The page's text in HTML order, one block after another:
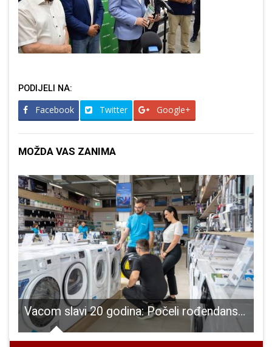
PODIJELI NA:
Facebook Twitter Google+
MOŽDA VAS ZANIMA
Vacom slavi 20 godina: Počeli rođendanski popusti do 50 % i nagradna igra s više od 50 vrijednih nagrada!